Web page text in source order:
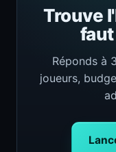
Trouve
Réponds à
joueurs,